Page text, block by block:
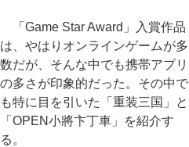
「Game Star Award」入賞作品
は、やはりオンラインゲームが多
数だが、そんな中でも携帯アプリ
の多さが印象的だった。その中で
も特に目を引いた「重装三国」と
「OPEN小將卞丁車」を紹介す
る。